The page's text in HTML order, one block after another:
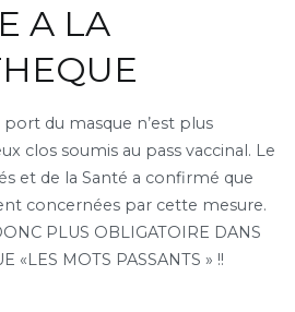
A LA
du masque n’est plus
clos soumis au pass vaccinal. Le
et de la Santé a confirmé que
concernées par cette mesure.
PLUS OBLIGATOIRE DANS
«LES MOTS PASSANTS » !!